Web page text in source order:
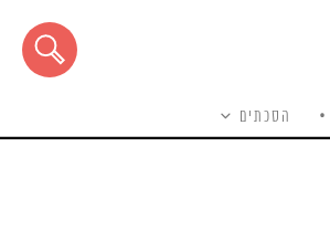
הסכתים